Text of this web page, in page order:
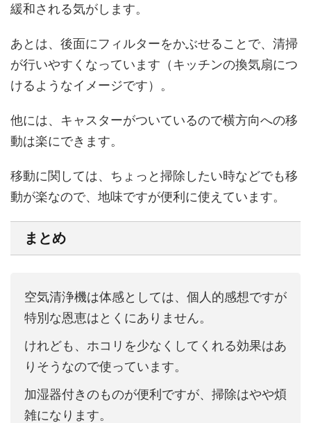
緩和される気がします。
あとは、後面にフィルターをかぶせることで、清掃
が行いやすくなっています（キッチンの換気扇につ
けるようなイメージです）。
他には、キャスターがついているので横方向への移
動は楽にできます。
移動に関しては、ちょっと掃除したい時などでも移
動が楽なので、地味ですが便利に使えています。
まとめ
空気清浄機は体感としては、個人的感想ですが
特別な恩恵はとくにありません。
けれども、ホコリを少なくしてくれる効果はあ
りそうなので使っています。
加湿器付きのものが便利ですが、掃除はやや煩
雑になります。